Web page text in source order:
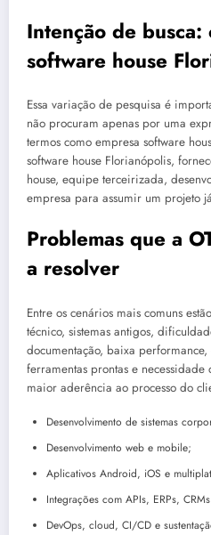
Intenção de busca:
software house
Essa variação de pesquisa é
não procuram apenas por uma
termos como empresa software
software house Florianópolis,
house, equipe terceirizada,
empresa para assumir um projeto
Problemas que a
a resolver
Entre os cenários mais comuns
técnico, sistemas antigos,
documentação, baixa performance,
ferramentas prontas e
maior aderência ao processo do
Desenvolvimento de sistemas
Desenvolvimento web e mobile;
Aplicativos Android, iOS e
Integrações com APIs, ERPs,
DevOps, cloud, CI/CD e